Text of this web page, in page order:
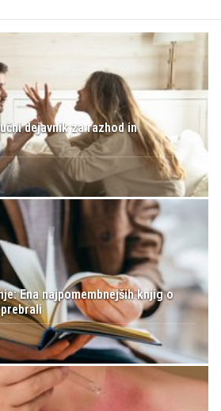
dejavnik za razhod in
Ena najpomembnejših knjig o